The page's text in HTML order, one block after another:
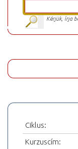
Kérjük, írja
Ciklus:
Kurzuscím: